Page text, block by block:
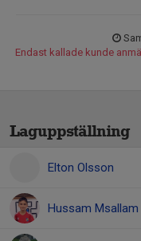
Endast kallade kunde
Laguppställning
Elton Olsson
Hussam Msallam